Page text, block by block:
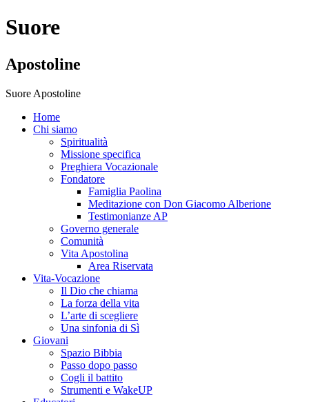
Suore
Apostoline
Suore Apostoline
Home
Chi siamo
Spiritualità
Missione specifica
Preghiera Vocazionale
Fondatore
Famiglia Paolina
Meditazione con Don Giacomo Alberione
Testimonianze AP
Governo generale
Comunità
Vita Apostolina
Area Riservata
Vita-Vocazione
Il Dio che chiama
La forza della vita
L’arte di scegliere
Una sinfonia di Sì
Giovani
Spazio Bibbia
Passo dopo passo
Cogli il battito
Strumenti e WakeUP